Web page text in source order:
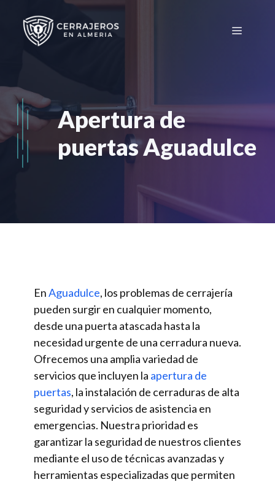
contenido
Menú
Apertura de
puertas Aguadulce
EnAguadulce, los problemas de cerrajería
pueden surgir en cualquier momento,
desde una puerta atascada hasta la
necesidad urgente de una cerradura nueva.
Ofrecemos una amplia variedad de
servicios que incluyen la apertura de
puertas, la instalación de cerraduras de alta
seguridad y servicios de asistencia en
emergencias. Nuestra prioridad es
garantizar la seguridad de nuestros clientes
mediante el uso de técnicas avanzadas y
herramientas especializadas que permiten